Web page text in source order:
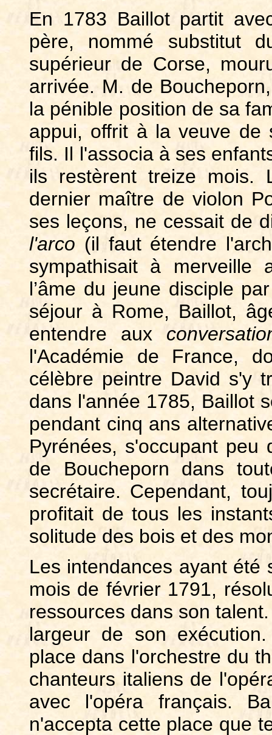
En 1783 Baillot partit
père, nommé substitut
supérieur de Corse,
arrivée. M. de
la pénible position de sa
appui, offrit à la veuve de
fils. Il l'associa à ses
ils restèrent treize mois.
dernier maître de violon
ses leçons, ne cessait de
l'arco (il faut étendre
sympathisait à merveille
l’âme du jeune disciple
séjour à Rome, Baillot,
entendre aux
l'Académie de France,
célèbre peintre David s'y
dans l'année 1785, Baillot
pendant cinq ans
Pyrénées, s'occupant peu
de Boucheporn dans
secrétaire. Cependant,
profitait de tous les
solitude des bois et des
Les intendances ayant été
mois de février 1791,
ressources dans son
largeur de son
place dans l'orchestre du
chanteurs italiens de
avec l'opéra français.
n'accepta cette place que